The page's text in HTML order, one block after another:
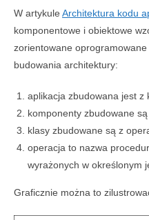
W artykule Architektura kodu
komponentowe i obiektowe
zorientowane
budowania architektury:
aplikacja zbudowana jest z
komponenty zbudowane są
klasy zbudowane są z
operacja to nazwa
wyrażonych w określonym
Graficznie można to